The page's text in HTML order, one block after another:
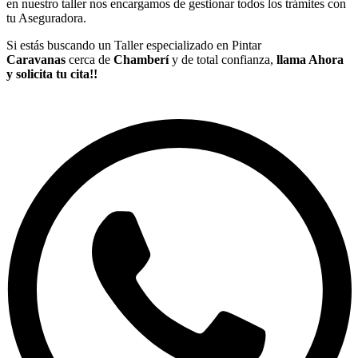
en nuestro taller nos encargamos de gestionar todos los trámites con
tu Aseguradora.
Si estás buscando un Taller especializado en Pintar
Caravanas cerca de Chamberíy de total confianza, llama Ahora
y solicita tu cita!!